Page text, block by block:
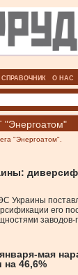
СПРАВОЧНИК О НАС
"Энергоатом"
"Энергоатом".
Украины
его
заводов-
мая
на 46,6%